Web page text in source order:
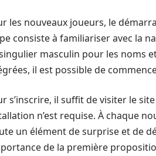
les nouveaux joueurs, le
consiste à familiariser avec la
masculin pour les noms
il est possible de
s’inscrire, il suffit de visiter le
n’est requise. À chaque
un élément de surprise et de
de la première